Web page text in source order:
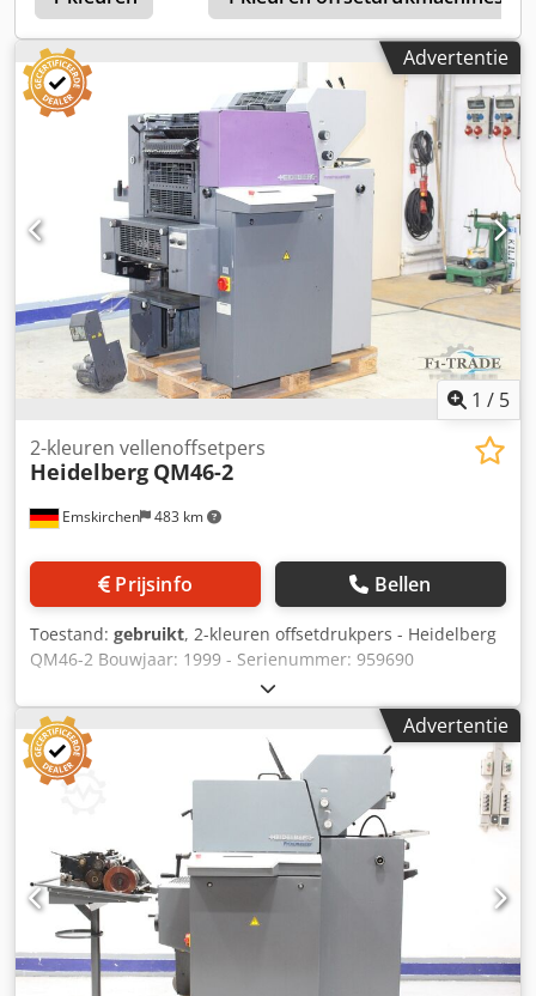
- Kan getest worden
Advertentie
1 / 5
Emskirchen 483 km
2-kleuren vellenoffsetpers
Heidelberg QM46-2
Prijsinfo Bellen
Toestand: gebruikt, 2-kleuren offsetdrukpers - Heidelberg
QM46-2 Bouwjaar: 1999 - Serienummer: 959690
Velformaat: min. 140 mm × 89 mm - max. 340 x 460 mm
Druksnelheid: max. 10.000 vel/uur Csdpfx Aeyw Ugasnijrf
Dikte: 0,04 mm – 0,3 mm Bevochtigingssysteem DDS
Autoplate Plus-versie Strookinlegapparaat
Droogpoederinrichting Online video-inspectie via
WhatsApp, MS Zoom, Telegram Op voorraad
Emskirchen/Nürnberg - Direct beschikbaar - Test mogelijk
Advertentie